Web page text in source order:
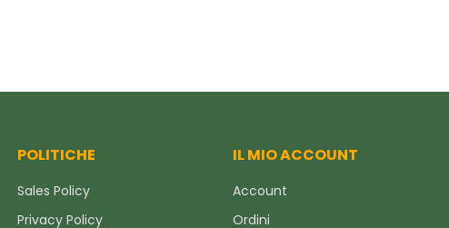
POLITICHE
Sales Policy
Privacy Policy
IL MIO ACCOUNT
Account
Ordini